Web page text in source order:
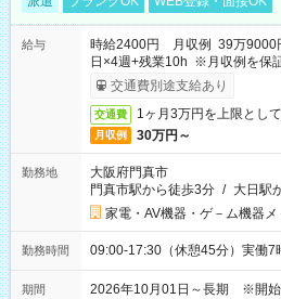
給与
時給2400円 月収例 39万9000
日×4週+残業10h ※月収例を保
与即受取りサービス利用可（利
交通費別途支給あり
交通費 1ヶ月3万円を上限とし
月収例 30万円～
勤務地
大阪府門真市
門真市駅から徒歩3分 / 大日駅
家電・AV機器・ゲ－ム機器メ
勤務時間 09:00-17:30（休憩45分）実働7
期間 2026年10月01日～長期 ※開